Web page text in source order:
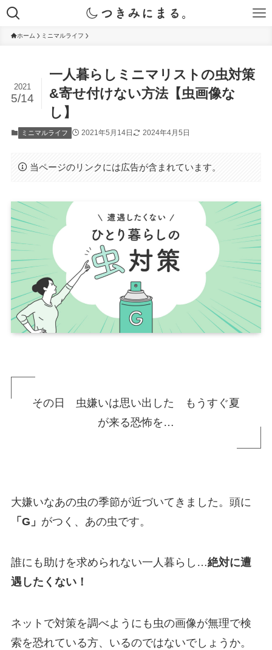
ホーム ミニマルライフ
一人暮らしミニマリストの虫対策
&寄せ付けない方法【虫画像な
し】
2021
5/14
ミニマルライフ 2021年5月14日 2024年4月5日
当ページのリンクには広告が含まれています。
その日 虫嫌いは思い出した もうすぐ夏
が来る恐怖を…
大嫌いなあの虫の季節が近づいてきました。頭に
「G」 がつく、あの虫です。
誰にも助けを求められない一人暮らし…絶対に遭
遇したくない！
ネットで対策を調べようにも虫の画像が無理で検
索を恐れている方、いるのではないでしょうか。